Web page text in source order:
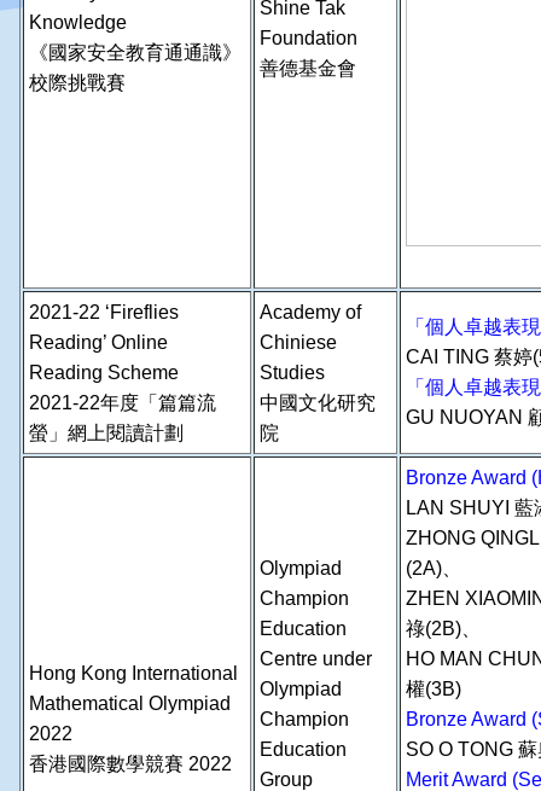
Knowledge
《國家安全教育通通識》
校際挑戰賽
Shine Tak
Foundation
善德基金會
2021-22 ‘Fireflies
Reading’ Online
Reading Scheme
2021-22年度「篇篇流
螢」網上閱讀計劃
Academy of
Chiniese
Studies
中國文化研究
院
「個人卓越表
CAI TING 蔡婷
「個人卓越表
GU NUOYAN
Hong Kong International
Mathematical Olympiad
2022
香港國際數學競賽 2022
Olympiad
Champion
Education
Centre under
Olympiad
Champion
Education
Group
Bronze Award
LAN SHUYI 藍
ZHONG
(2A)、
ZHEN
祿(2B)、
HO MAN
權(3B)
Bronze Award
SO O TONG
Merit Award